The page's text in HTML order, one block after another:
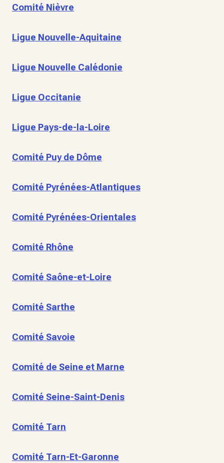
Comité Nièvre
Ligue Nouvelle-Aquitaine
Ligue Nouvelle Calédonie
Ligue Occitanie
Ligue Pays-de-la-Loire
Comité Puy de Dôme
Comité Pyrénées-Atlantiques
Comité Pyrénées-Orientales
Comité Rhône
Comité Saône-et-Loire
Comité Sarthe
Comité Savoie
Comité de Seine et Marne
Comité Seine-Saint-Denis
Comité Tarn
Comité Tarn-Et-Garonne